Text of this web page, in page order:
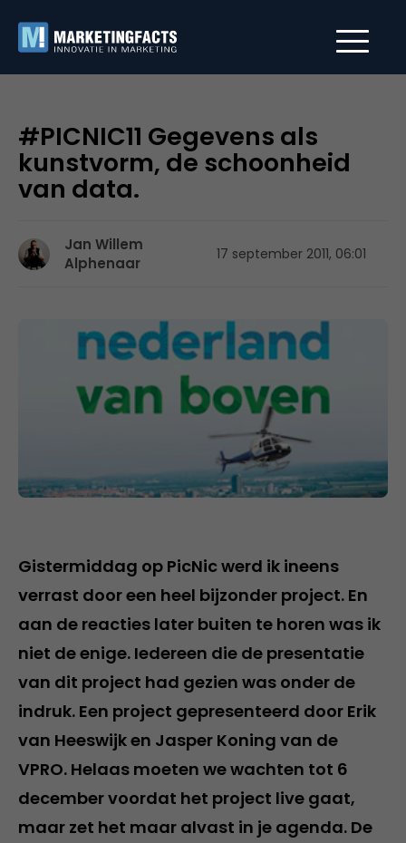
#PICNIC11 Gegevens als
kunstvorm, de schoonheid
van data.
Jan Willem
Alphenaar
17 september 2011, 06:01
Gistermiddag op PicNic werd ik ineens
verrast door een heel bijzonder project. En
aan de reacties later buiten te horen was ik
niet de enige. Iedereen die de presentatie
van dit project had gezien was onder de
indruk. Een project gepresenteerd door Erik
van Heeswijk en Jasper Koning van de
VPRO. Helaas moeten we wachten tot 6
december voordat het project live gaat,
maar zet het maar alvast in je agenda. De